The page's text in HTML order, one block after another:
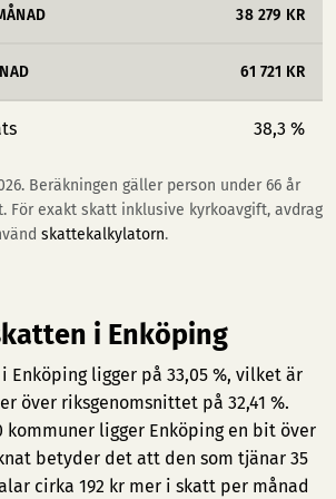
38 279 KR
61 721 KR
38,3 %
Beräkningen gäller person under 66 år
För exakt skatt inklusive kyrkoavgift, avdrag
skattekalkylatorn.
i Enköping
Enköping ligger på 33,05 %, vilket är
över riksgenomsnittet på 32,41 %.
kommuner ligger Enköping en bit över
betyder det att den som tjänar 35
cirka 192 kr mer i skatt per månad